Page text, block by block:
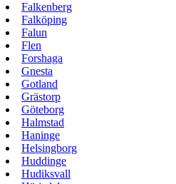
Falkenberg
Falköping
Falun
Flen
Forshaga
Gnesta
Gotland
Grästorp
Göteborg
Halmstad
Haninge
Helsingborg
Huddinge
Hudiksvall